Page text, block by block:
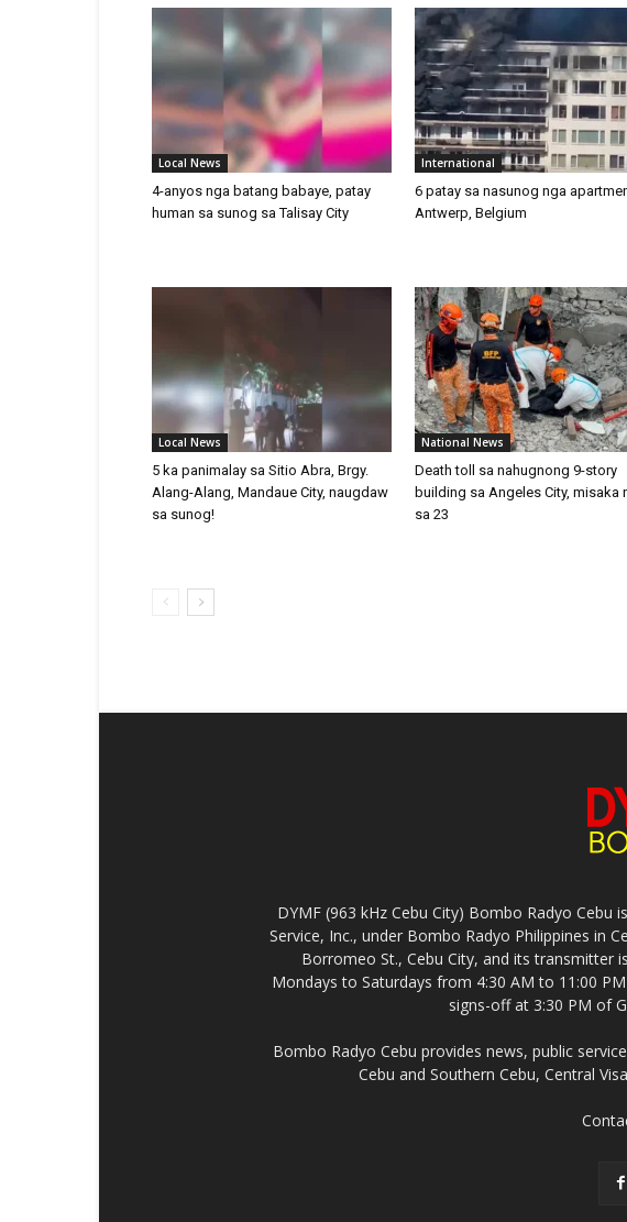
Local News
4-anyos nga batang babaye, patay
human sa sunog sa Talisay City
International
6 patay sa nasunog nga
Antwerp, Belgium
Local News
5 ka panimalay sa Sitio Abra, Brgy.
Alang-Alang, Mandaue City, naugdaw
sa sunog!
National News
Death toll sa nahugnong 9-story
building sa Angeles City, misaka
sa 23
DYMF (963 kHz Cebu City) Bombo Radyo
Service, Inc., under Bombo Radyo Philippines in
Borromeo St., Cebu City, and its transmitter
Mondays to Saturdays from 4:30 AM to 11:00
signs-off at 3:30 PM of
Bombo Radyo Cebu provides news, public
Cebu and Southern Cebu, Central